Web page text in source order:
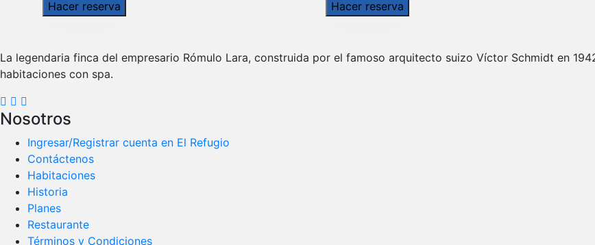
Hacer reserva Hacer reserva
La legendaria finca del empresario Rómulo Lara, construida por el famoso arquitecto suizo Víctor Schmidt en
habitaciones con spa.
Nosotros
Ingresar/Registrar cuenta en El Refugio
Contáctenos
Habitaciones
Historia
Planes
Restaurante
Términos y Condiciones